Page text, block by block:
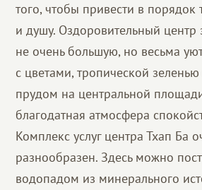
того, чтобы привести в порядок
и душу. Оздоровительный центр
не очень большую, но весьма
с цветами, тропической
прудом на центральной
благодатная атмосфера
Комплекс услуг центра Тхап Ба
разнообразен. Здесь можно
водопадом из минерального